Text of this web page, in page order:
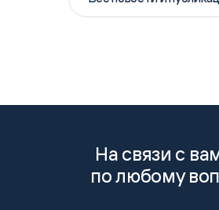
На связи с
по любому